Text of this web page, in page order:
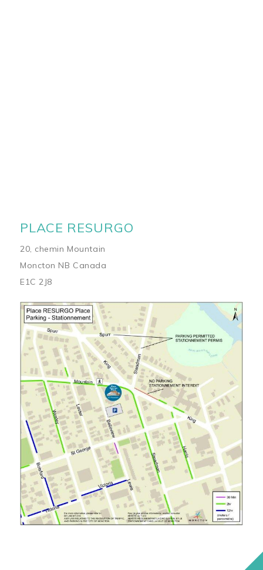
PLACE RESURGO
20, chemin Mountain
Moncton NB Canada
E1C 2J8